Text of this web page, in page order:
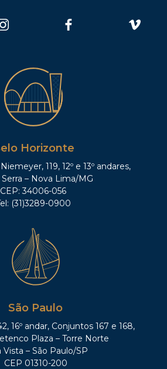
Horizonte
119, 12º e 13º andares,
Serra – Nova Lima/MG
CEP: 34006-056
(31)3289-0900
São Paulo
16º andar, Conjuntos 167 e 168,
Plaza – Torre Norte
Vista – São Paulo/SP
CEP 01310-200